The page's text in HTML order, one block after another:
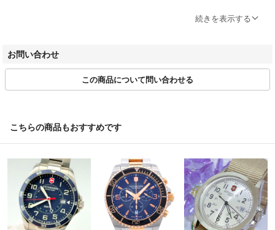
店舗毎の詳細のお電話番号等は下記のWEBサイトよりご確認お願い致
■お取引について
当店はラクマの規約に則り営業させて頂いております。
ります。
費用が発生致しますのでご了承ください。
■ネットストア本部の営業について
営業時間：10:00～16:00
営業日：月～金曜 (土日・祝日・GW・夏季休業・年末年始を除く)
続きを表示する
お問い合わせ
この商品について問い合わせる
こちらの商品もおすすめです